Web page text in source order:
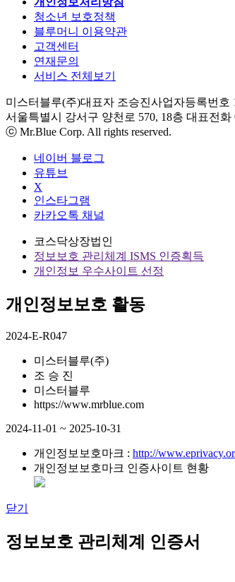
청소년 보호정책
블루머니 이용약관
고객센터
연재문의
서비스 전체보기
미스터블루(주)대표자 조승진사업자등록번호
서울특별시 강서구 양천로 570, 18층 대표전화
ⓒ Mr.Blue Corp. All rights reserved.
네이버 블로그
유튜브
X
인스타그램
카카오톡 채널
코스닥상장법인
정보보호 관리체계 ISMS 인증획득
개인정보 우수사이트 선정
개인정보보호 활동
2024-E-R047
미스터블루(주)
조 승 진
미스터블루
https://www.mrblue.com
2024-11-01 ~ 2025-10-31
개인정보보호마크 : http://
개인정보보호마크 인증사이트 현황
닫기
정보보호 관리체계 인증서